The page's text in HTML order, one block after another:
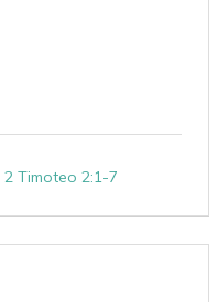
2 Timoteo 2:1-7